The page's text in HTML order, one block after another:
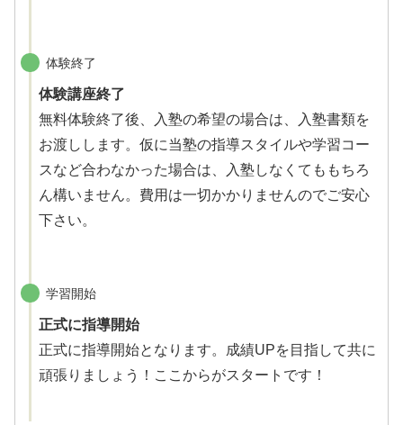
体験終了
体験講座終了
無料体験終了後、入塾の希望の場合は、入塾書類を
お渡しします。仮に当塾の指導スタイルや学習コー
スなど合わなかった場合は、入塾しなくてももちろ
ん構いません。費用は一切かかりませんのでご安心
下さい。
学習開始
正式に指導開始
正式に指導開始となります。成績UPを目指して共に
頑張りましょう！ここからがスタートです！